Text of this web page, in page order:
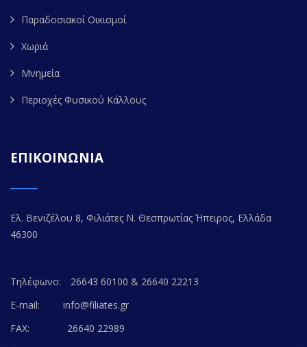
Παραδοσιακοί Οικισμοί
Χωριά
Μνημεία
Περιοχές Φυσικού Κάλλους
ΕΠΙΚΟΙΝΩΝΙΑ
Ελ. Βενιζέλου 8, Φιλιάτες Ν. Θεσπρωτίας Ήπειρος, Ελλάδα
46300
Τηλέφωνο:
26643 60100 & 26640 22213
E-mail:
info@filiates.gr
FAX:
26640 22989